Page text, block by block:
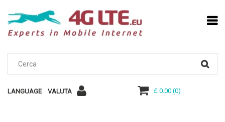
LANGUAGE VALUTA £ 0.00(0)